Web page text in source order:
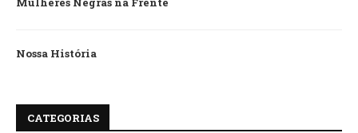
Nossa História
CATEGORIAS